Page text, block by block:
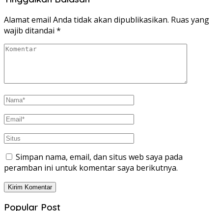
Alamat email Anda tidak akan dipublikasikan. Ruas yang
wajib ditandai *
Simpan nama, email, dan situs web saya pada
peramban ini untuk komentar saya berikutnya.
Popular Post